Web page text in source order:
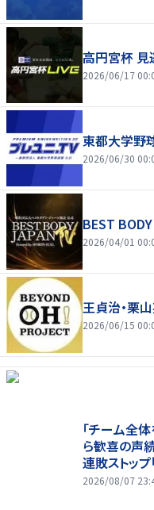
高円宮杯 見
2026/06/17
東都大学野
2026/06/30
BEST
2026/04/01
王貞治・栗
2026/06/15
「チーム全
ら歓喜の声
連敗ストップ
2026/08/07